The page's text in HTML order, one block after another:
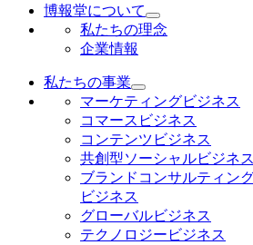
博報堂について
私たちの理念
企業情報
私たちの事業
マーケティングビジネス
コマースビジネス
コンテンツビジネス
共創型ソーシャルビジネス
ブランドコンサルティン
ビジネス
グローバルビジネス
テクノロジービジネス